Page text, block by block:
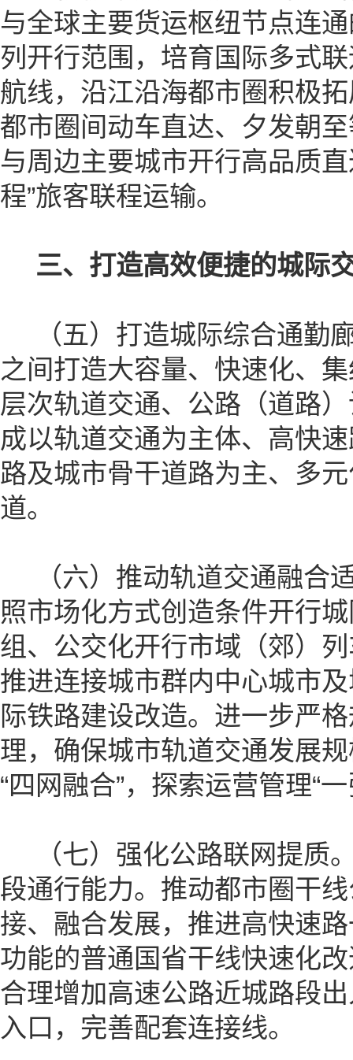
与全球主要货运枢纽节点连
列开行范围，培育国际多式
航线，沿江沿海都市圈积极
都市圈间动车直达、夕发朝
与周边主要城市开行高品质
程”旅客联程运输。
三、打造高效便捷的城际
（五）打造城际综合通勤
之间打造大容量、快速化、
层次轨道交通、公路（道路
成以轨道交通为主体、高快
路及城市骨干道路为主、多
道。
（六）推动轨道交通融合
照市场化方式创造条件开行
组、公交化开行市域（郊）
推进连接城市群内中心城市
际铁路建设改造。进一步严
理，确保城市轨道交通发展
“四网融合”，探索运营管理“
（七）强化公路联网提质
段通行能力。推动都市圈干
接、融合发展，推进高快速
功能的普通国省干线快速化
合理增加高速公路近城路段
入口，完善配套连接线。